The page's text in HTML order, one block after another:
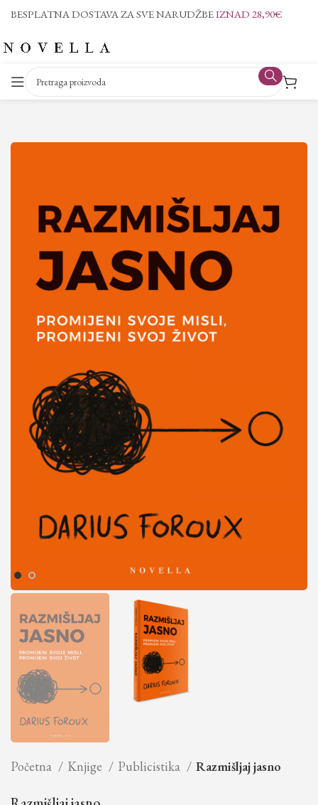
BESPLATNA DOSTAVA ZA SVE NARUDŽBEIZNAD 28,90€
Početna Knjige Publicistika Razmišljaj jasno